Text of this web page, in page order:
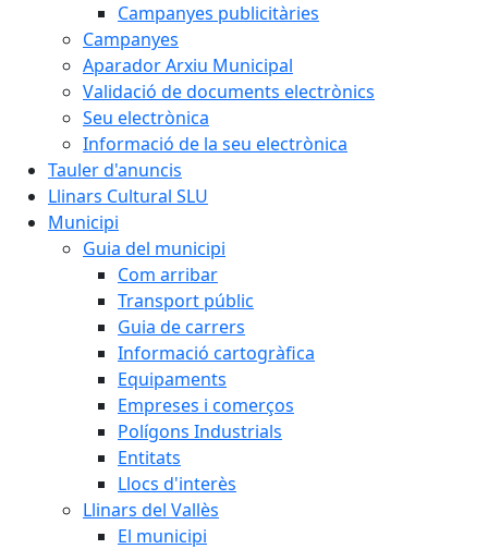
Campanyes publicitàries
Campanyes
Aparador Arxiu Municipal
Validació de documents electrònics
Seu electrònica
Informació de la seu electrònica
Tauler d'anuncis
Llinars Cultural SLU
Municipi
Guia del municipi
Com arribar
Transport públic
Guia de carrers
Informació cartogràfica
Equipaments
Empreses i comerços
Polígons Industrials
Entitats
Llocs d'interès
Llinars del Vallès
El municipi